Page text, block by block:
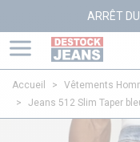
ARRÊT DU
Accueil > Vêtements
>
Jeans 512 Slim Taper